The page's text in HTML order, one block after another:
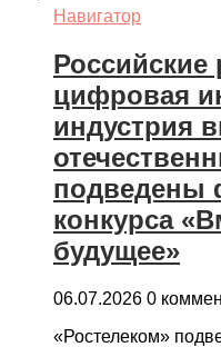
Навигатор
цифровая
индустрия
подведены
конкурса
будущее»
06.07.2026 0
«Ростелеком»